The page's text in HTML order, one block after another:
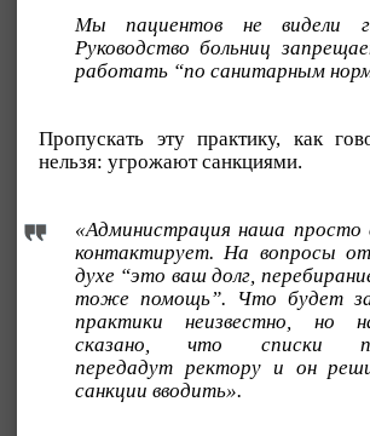
Мы пациентов не видели
Руководство больниц
работать “по санитарным
Пропускать эту практику, как
нельзя: угрожают санкциями.
«Администрация наша просто
контактирует. На вопросы
духе “это ваш долг,
тоже помощь”. Что будет
практики неизвестно, но
сказано, что списки
передадут ректору и он
санкции вводить».